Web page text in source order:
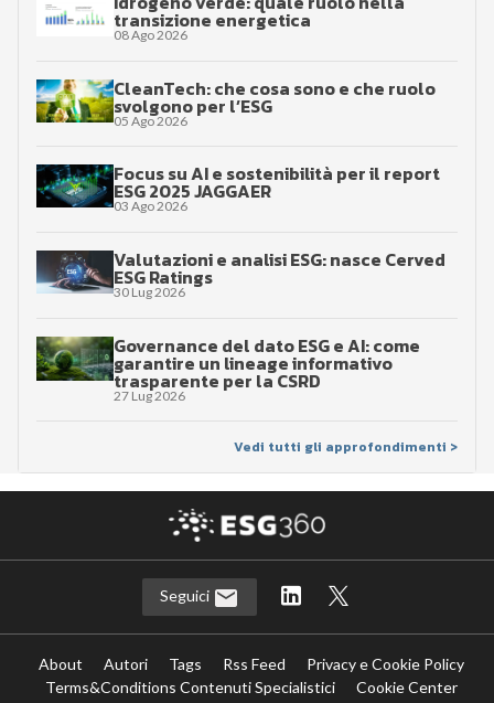
transizione energetica
08 Ago 2026
CleanTech: che cosa sono e che ruolo
svolgono per l’ESG
05 Ago 2026
Focus su AI e sostenibilità per il report
ESG 2025 JAGGAER
03 Ago 2026
Valutazioni e analisi ESG: nasce Cerved
ESG Ratings
30 Lug 2026
Governance del dato ESG e AI: come
garantire un lineage informativo
trasparente per la CSRD
27 Lug 2026
Vedi tutti gli approfondimenti >
Seguici
About Autori Tags Rss Feed
Privacy e Cookie Policy
Terms&Conditions Contenuti Specialistici
Cookie Center